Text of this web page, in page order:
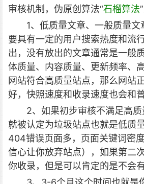
审核机制，伪原创算法“石榴算法
1、低质量文章、一般质量
要具有一定的用户搜索热度和流
出，没有放出的文章通常是一般
体质量、内容质量、更新频率、
网站符合高质量站点，那么网站
好，快照速度和收录速度也会和
2、如果初步审核不满足高
就被认定为垃圾站点也就是低质
404错误页面多，页面关键词密
信心让你放弃站点），如果第二
你收录，但是可以肯定的是不会